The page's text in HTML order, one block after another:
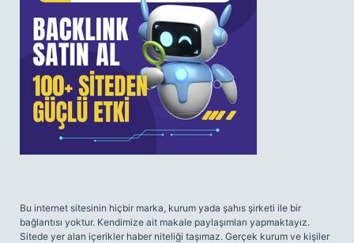
Bu internet sitesinin hiçbir marka, kurum yada şahıs şirketi ile bir
bağlantısı yoktur. Kendimize ait makale paylaşımları yapmaktayız.
Sitede yer alan içerikler haber niteliği taşımaz. Gerçek kurum ve kişiler